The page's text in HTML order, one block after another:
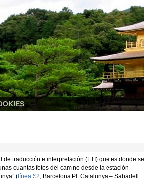
de traducción e interpretación (FTI) que es donde se
cuantas fotos del camino desde la estación
( línea S2, Barcelona Pl. Catalunya – Sabadell